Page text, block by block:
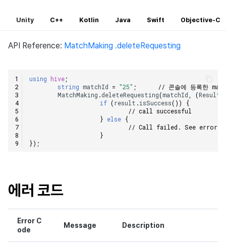
Unity C++ Kotlin Java Swift Objective-C
API Reference: MatchMaking .deleteRequesting
using hive;
string matchId = "25" ;
// 콘솔에 등록한
MatchMaking .deleteRequesting(matchId (
if (result .isSuccess())
{
// call successful
} else {
// Call failed. See error
}
});
에러 코드
Error C
ode
Message Description